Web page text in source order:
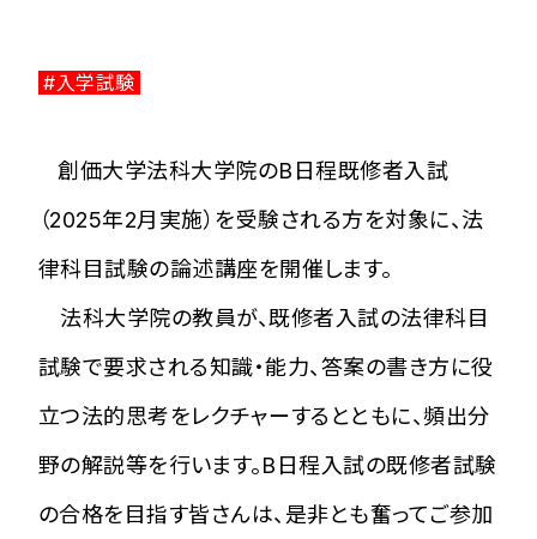
#入学試験
創価大学法科大学院のB日程既修者入試
（2025年2月実施）を受験される方を対象に、法
律科目試験の論述講座を開催します。
法科大学院の教員が、既修者入試の法律科目
試験で要求される知識・能力、答案の書き方に役
立つ法的思考をレクチャーするとともに、頻出分
野の解説等を行います。B日程入試の既修者試験
の合格を目指す皆さんは、是非とも奮ってご参加